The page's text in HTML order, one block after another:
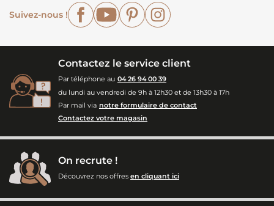
Suivez-nous !
FacebookYouTubePinterest
Contactez le service client
Par téléphone au 04 26 94 00 39
du lundi au vendredi de 9h à 12h30 et de 13h30 à 17h
Par mail via notre formulaire de contact
Contactez votre magasin
On recrute !
Découvrez nos offres en cliquant ici